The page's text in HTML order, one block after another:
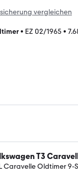
vergleichen
• EZ 02/1965 •
T3
Caravelle Oldtimer 9-